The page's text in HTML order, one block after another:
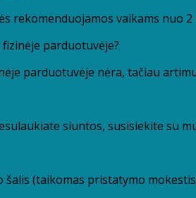
rekomenduojamos vaikams nuo
parduotuvėje?
parduotuvėje nėra, tačiau
siuntos, susisiekite su
šalis (taikomas pristatymo